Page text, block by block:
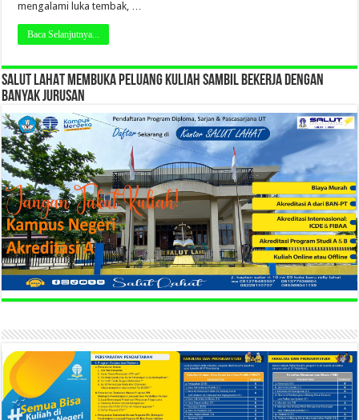
mengalami luka tembak, …
Baca Selanjutnya...
SALUT LAHAT MEMBUKA PELUANG KULIAH SAMBIL BEKERJA DENGAN
BANYAK JURUSAN